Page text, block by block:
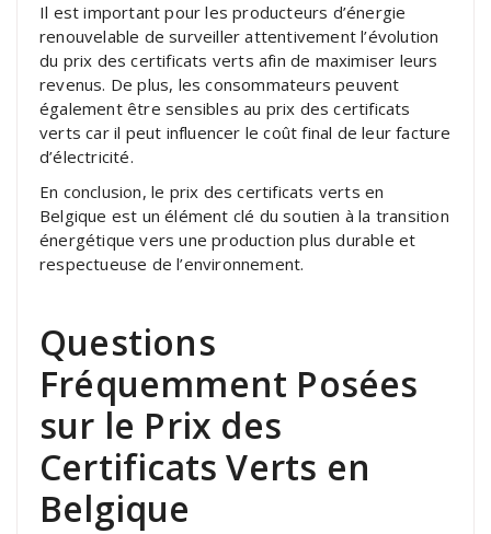
Il est important pour les producteurs d’énergie
renouvelable de surveiller attentivement l’évolution
du prix des certificats verts afin de maximiser leurs
revenus. De plus, les consommateurs peuvent
également être sensibles au prix des certificats
verts car il peut influencer le coût final de leur facture
d’électricité.
En conclusion, le prix des certificats verts en
Belgique est un élément clé du soutien à la transition
énergétique vers une production plus durable et
respectueuse de l’environnement.
Questions
Fréquemment Posées
sur le Prix des
Certificats Verts en
Belgique